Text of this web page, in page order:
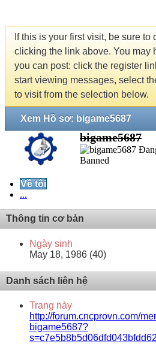
If this is your first visit, be sure to
clicking the link above. You may
you can post: click the register
start viewing messages, select
to visit from the selection below.
Xem Hồ sơ: bigame5687
bigame5687
Banned
Về tôi
...
Thông tin cơ bản
Ngày sinh
May 18, 1986 (40)
Danh sách liên hệ
Trang này
http://forum.cncprovn.com/
bigame5687?